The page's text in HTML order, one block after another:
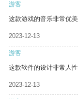
游客
这款游戏的音乐非常优
2023-12-13
游客
这款软件的设计非常人
2023-12-13